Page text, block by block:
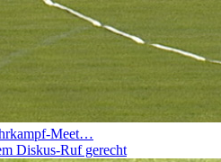
Meet…
Diskus-Ruf gerecht